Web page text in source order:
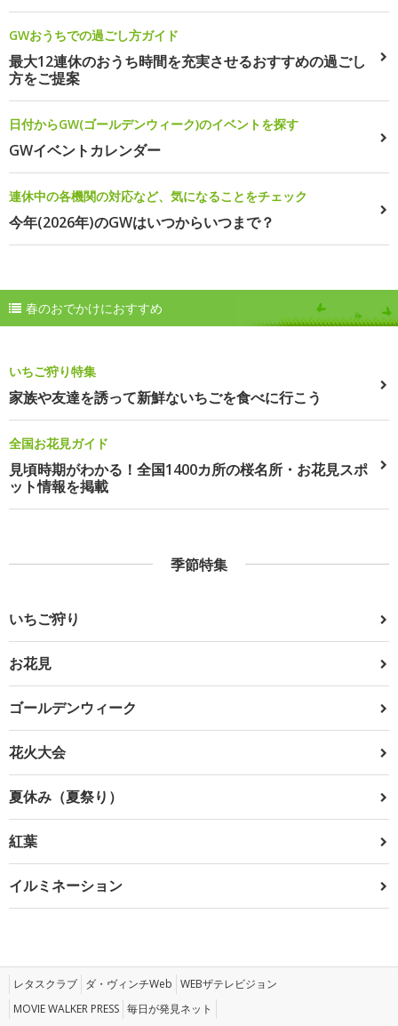
GWおうちでの過ごし方ガイド
最大12連休のおうち時間を充実させるおすすめの過ごし
方をご提案
日付からGW(ゴールデンウィーク)のイベントを探す
GWイベントカレンダー
連休中の各機関の対応など、気になることをチェック
今年(2026年)のGWはいつからいつまで？
春のおでかけにおすすめ
いちご狩り特集
家族や友達を誘って新鮮ないちごを食べに行こう
全国お花見ガイド
見頃時期がわかる！全国1400カ所の桜名所・お花見スポ
ット情報を掲載
季節特集
いちご狩り
お花見
ゴールデンウィーク
花火大会
夏休み（夏祭り）
紅葉
イルミネーション
レタスクラブ ダ・ヴィンチWeb WEBザテレビジョン
MOVIE WALKER PRESS 毎日が発見ネット